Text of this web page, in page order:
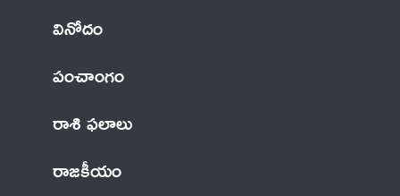
వినోదం
పంచాంగం
రాశి ఫలాలు
రాజకీయం